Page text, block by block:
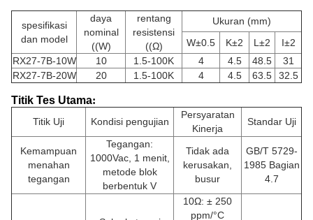
spesifikasi
dan model
daya
nominal
((W)
rentang
resistensi
((Ω)
Ukuran (mm)
W±0.5
K±2 L±2
I±2
RX27-7B-10W
10 1.5-100K 4 4.5 48.5
31
RX27-7B-20W
20 1.5-100K 4 4.5 63.5 32.5
Titik Tes Utama:
Titik Uji Kondisi pengujian
Persyaratan
Kinerja
Standar Uji
Kemampuan
menahan
tegangan
Tegangan:
1000Vac, 1 menit,
metode blok
berbentuk V
Tidak ada
kerusakan,
busur
GB/T 5729-
1985 Bagian
4.7
10Ω: ± 250
ppm/°C